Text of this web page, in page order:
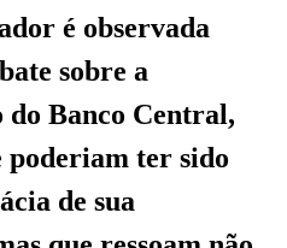
é observada
sobre a
do Banco Central,
poderiam ter sido
de sua